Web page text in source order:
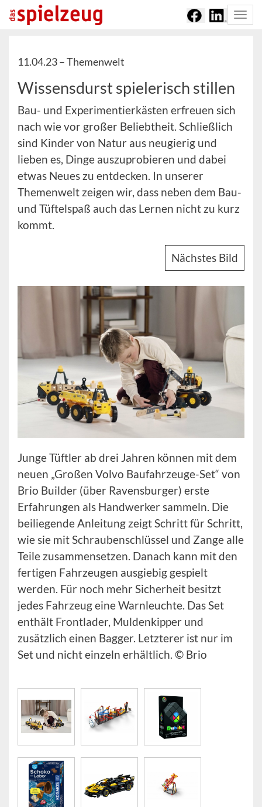
11.04.23 –Themenwelt
Wissensdurst spielerisch stillen
Bau- und Experimentierkästen erfreuen sich
nach wie vor großer Beliebtheit. Schließlich
sind Kinder von Natur aus neugierig und
lieben es, Dinge auszuprobieren und dabei
etwas Neues zu entdecken. In unserer
Themenwelt zeigen wir, dass neben dem Bau-
und Tüftelspaß auch das Lernen nicht zu kurz
kommt.
Nächstes Bild
Junge Tüftler ab drei Jahren können mit dem
neuen „Großen Volvo Baufahrzeuge-Set“ von
Brio Builder (über Ravensburger) erste
Erfahrungen als Handwerker sammeln. Die
beiliegende Anleitung zeigt Schritt für Schritt,
wie sie mit Schraubenschlüssel und Zange alle
Teile zusammensetzen. Danach kann mit den
fertigen Fahrzeugen ausgiebig gespielt
werden. Für noch mehr Sicherheit besitzt
jedes Fahrzeug eine Warnleuchte. Das Set
enthält Frontlader, Muldenkipper und
zusätzlich einen Bagger. Letzterer ist nur im
Set und nicht einzeln erhältlich. © Brio